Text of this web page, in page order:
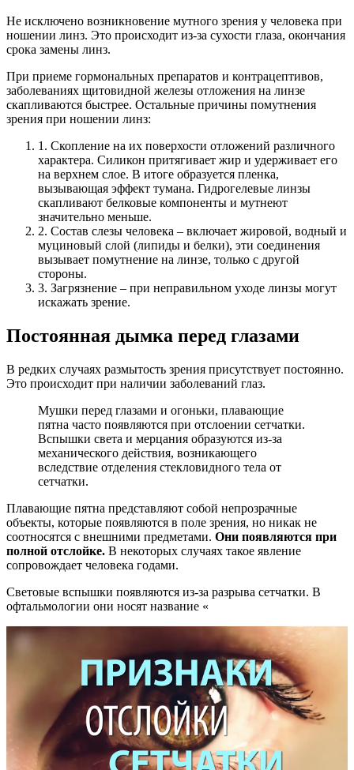
Не исключено возникновение мутного зрения у человека при
ношении линз. Это происходит из-за сухости глаза, окончания
срока замены линз.
При приеме гормональных препаратов и контрацептивов,
заболеваниях щитовидной железы отложения на линзе
скапливаются быстрее. Остальные причины помутнения
зрения при ношении линз:
1. Скопление на их поверхости отложений различного
характера. Силикон притягивает жир и удерживает его
на верхнем слое. В итоге образуется пленка,
вызывающая эффект тумана. Гидрогелевые линзы
скапливают белковые компоненты и мутнеют
значительно меньше.
2. Состав слезы человека – включает жировой, водный и
муциновый слой (липиды и белки), эти соединения
вызывает помутнение на линзе, только с другой
стороны.
3. Загрязнение – при неправильном уходе линзы могут
искажать зрение.
Постоянная дымка перед глазами
В редких случаях размытость зрения присутствует постоянно.
Это происходит при наличии заболеваний глаз.
Мушки перед глазами и огоньки, плавающие
пятна часто появляются при отслоении сетчатки.
Вспышки света и мерцания образуются из-за
механического действия, возникающего
вследствие отделения стекловидного тела от
сетчатки.
Плавающие пятна представляют собой непрозрачные
объекты, которые появляются в поле зрения, но никак не
соотносятся с внешними предметами. Они появляются при
полной отслойке. В некоторых случаях такое явление
сопровождает человека годами.
Световые вспышки появляются из-за разрыва сетчатки. В
офтальмологии они носят название «